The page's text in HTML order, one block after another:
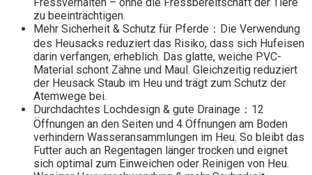
zu beeinträchtigen.
Mehr Sicherheit & Schutz für Pferde：Die Verwendung
des Heusacks reduziert das Risiko, dass sich Hufeisen
darin verfangen, erheblich. Das glatte, weiche PVC-
Material schont Zähne und Maul. Gleichzeitig reduziert
der Heusack Staub im Heu und trägt zum Schutz der
Atemwege bei.
Durchdachtes Lochdesign & gute Drainage：12
Öffnungen an den Seiten und 4 Öffnungen am Boden
verhindern Wasseransammlungen im Heu. So bleibt das
Futter auch an Regentagen länger trocken und eignet
sich optimal zum Einweichen oder Reinigen von Heu.